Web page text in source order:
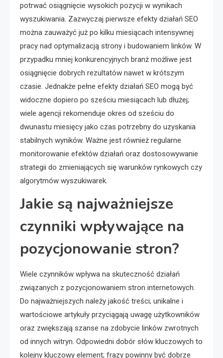
potrwać osiągnięcie wysokich pozycji w wynikach
wyszukiwania. Zazwyczaj pierwsze efekty działań SEO
można zauważyć już po kilku miesiącach intensywnej
pracy nad optymalizacją strony i budowaniem linków. W
przypadku mniej konkurencyjnych branż możliwe jest
osiągnięcie dobrych rezultatów nawet w krótszym
czasie. Jednakże pełne efekty działań SEO mogą być
widoczne dopiero po sześciu miesiącach lub dłużej;
wiele agencji rekomenduje okres od sześciu do
dwunastu miesięcy jako czas potrzebny do uzyskania
stabilnych wyników. Ważne jest również regularne
monitorowanie efektów działań oraz dostosowywanie
strategii do zmieniających się warunków rynkowych czy
algorytmów wyszukiwarek.
Jakie są najważniejsze
czynniki wpływające na
pozycjonowanie stron?
Wiele czynników wpływa na skuteczność działań
związanych z pozycjonowaniem stron internetowych.
Do najważniejszych należy jakość treści; unikalne i
wartościowe artykuły przyciągają uwagę użytkowników
oraz zwiększają szanse na zdobycie linków zwrotnych
od innych witryn. Odpowiedni dobór słów kluczowych to
kolejny kluczowy element; frazy powinny być dobrze